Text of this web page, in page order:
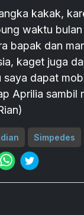
kakak,
waktu bulan
bapak dan
kaget juga
dapat
Aprilia sambil
Simpedes